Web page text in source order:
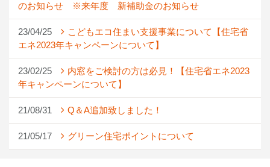
のお知らせ ※来年度 新補助金のお知らせ
23/04/25
こどもエコ住まい支援事業について【住宅省
エネ2023年キャンペーンについて】
23/02/25
内窓をご検討の方は必見！【住宅省エネ2023
年キャンペーンについて】
21/08/31 Q＆A追加致しました！
21/05/17 グリーン住宅ポイントについて